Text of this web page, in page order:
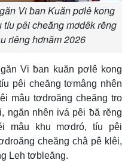
Vi ƀan Kuăn pơlê kong
pêi cheăng mơdêk rĕng
riêng hơnăm 2026
Vi ƀan kuăn pơlê kong
pêi cheăng tơmâng nhên
mâu tơdroăng cheăng tro
ngăn nhên ivá pêi ƀă rĕng
mâu khu mơdró, tíu pêi
cheăng châ pê klêi,
Leh tơbleăng.